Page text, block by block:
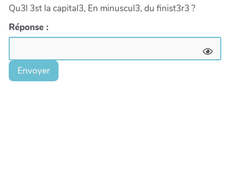
Qu3l 3st la capital3, En minuscul3, du finist3r3 ?
Réponse :
Envoyer